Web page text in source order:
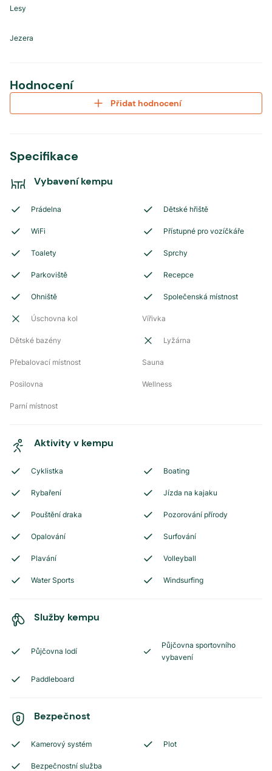
Lesy
Jezera
Hodnocení
Přidat hodnocení
Specifikace
Vybavení kempu
Prádelna Dětské hřiště
WiFi Přístupné pro vozíčkáře
Toalety Sprchy
Parkoviště Recepce
Ohniště Společenská místnost
Úschovna kol Vířivka
Dětské bazény Lyžárna
Přebalovací místnost Sauna
Posilovna Wellness
Parní místnost
Aktivity v kempu
Cyklistka Boating
Rybaření Jízda na kajaku
Pouštění draka Pozorování přírody
Opalování Surfování
Plavání Volleyball
Water Sports Windsurfing
Služby kempu
Půjčovna lodí
Půjčovna sportovního
vybavení
Paddleboard
Bezpečnost
Kamerový systém Plot
Bezpečnostní služba